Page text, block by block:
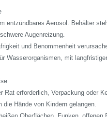
entzündbares Aerosol. Behälter
Augenreizung.
und Benommenheit
Wasserorganismen, mit
Rat erforderlich, Verpackung oder
die Hände von Kindern gelangen.